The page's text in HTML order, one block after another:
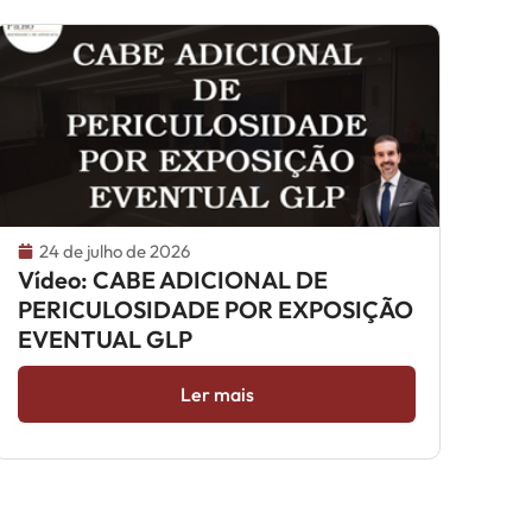
24 de julho de 2026
Vídeo: CABE ADICIONAL DE
PERICULOSIDADE POR EXPOSIÇÃO
EVENTUAL GLP
Ler mais